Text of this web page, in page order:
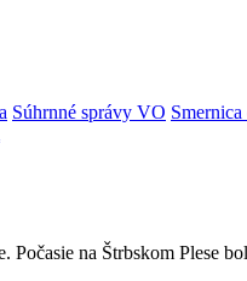
Súhrnné správy VO
na Štrbskom Plese